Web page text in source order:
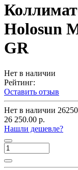
Holosun
GR
Нет в наличии
Рейтинг:
Оставить отзыв
Нет в наличии
26 250.00 р.
Нашли дешевле?